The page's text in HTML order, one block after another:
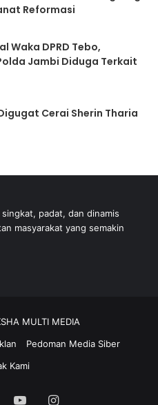
Reformasi
Waka DPRD Tebo,
Jambi Diduga Terkait
Cerai Sherin Tharia
padat, dan dinamis
masyarakat yang semakin
MULTI MEDIA
Pedoman Media Siber
Kami
Twitter YouTubeInstagram